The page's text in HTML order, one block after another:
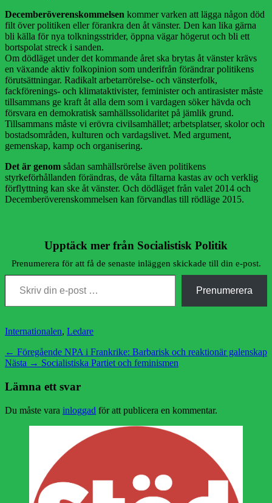
Decemberöverenskommelsen kommer varken att lägga någon död
filt över politiken eller förankra den åt vänster. Den kan lika gärna
bli källa för nya tolkningsstrider, öppna vägar högerut och bli ett
bortspolat streck i sanden.
Om dödläget under det kommande året ska brytas åt vänster krävs
en växande aktiv folkopinion som underifrån förändrar politikens
förutsättningar. Radikalt arbetarrörelse- och vänsterfolk,
fackförenings- och klimataktivister, feminister och antirasister måste
tillsammans ge kraft åt alla dem som i vardagen söker hävda och
försvara en demokratisk samhällssolidaritet på jämlik grund.
Tillsammans måste vi erövra civilsamhället; arbetsplatser, skolor och
bostadsområden, kulturen och vardagslivet. Med argument,
gemenskap, kamp och organisering.
Det är genom sådan samhällsrörelse även politikens
styrkeförhållanden förändras, de våta filtarna kastas av och verklig
förflyttning kan ske åt vänster. Och dödläget från valet 2014 och
Decemberöverenskommelsen kan förvandlas till rödläge 2015.
Upptäck mer från Socialistisk Politik
Prenumerera för att få de senaste inläggen skickade till din e-post.
Skriv din e-post …
Prenumerera
Kategorier
Internationalen, Ledare
Inläggsnavigering
← Föregående Föregående
inlägg:
NPA i Frankrike: Barbarisk och reaktionär galenskap
Nästa → Nästa
Socialistiska Partiet och feminismen
Lämna ett svar
Du måste vara inloggad för att publicera en kommentar.